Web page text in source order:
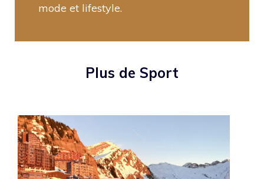
mode et lifestyle.
Plus de Sport